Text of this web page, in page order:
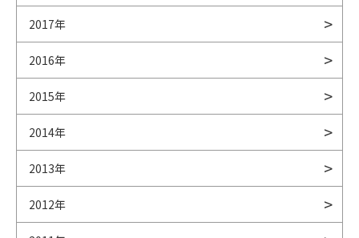
2017年
2016年
2015年
2014年
2013年
2012年